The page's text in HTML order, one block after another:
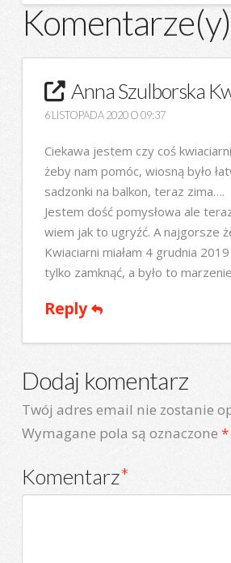
Komentarze(y)
Anna Szulborska
6 LISTOPADA 2020 O 09:37
Ciekawa jestem czy coś
żeby nam pomóc, wiosną było
sadzonki na balkon, teraz zima….
Jestem dość pomysłowa ale
wiem jak to ugryźć. A najgorsze
Kwiaciarni miałam 4 grudnia
tylko zamknąć, a było to
Reply
Dodaj komentarz
Twój adres email nie zostanie
Wymagane pola są oznaczone *
Komentarz*